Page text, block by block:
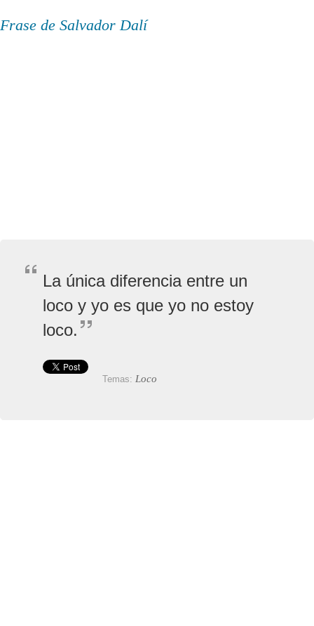
Frase de Salvador Dalí
La única diferencia entre un
loco y yo es que yo no estoy
loco.
Temas: Loco